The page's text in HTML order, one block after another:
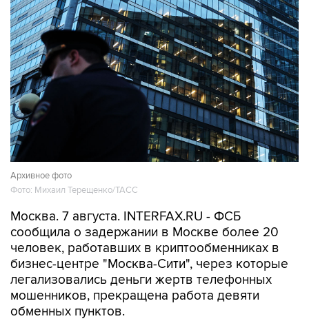
Архивное фото
Фото: Михаил Терещенко/ТАСС
Москва. 7 августа. INTERFAX.RU - ФСБ
сообщила о задержании в Москве более 20
человек, работавших в криптообменниках в
бизнес-центре "Москва-Сити", через которые
легализовались деньги жертв телефонных
мошенников, прекращена работа девяти
обменных пунктов.